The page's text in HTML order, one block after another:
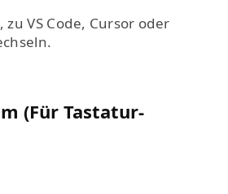
VS Code, Cursor oder
(Für Tastatur-